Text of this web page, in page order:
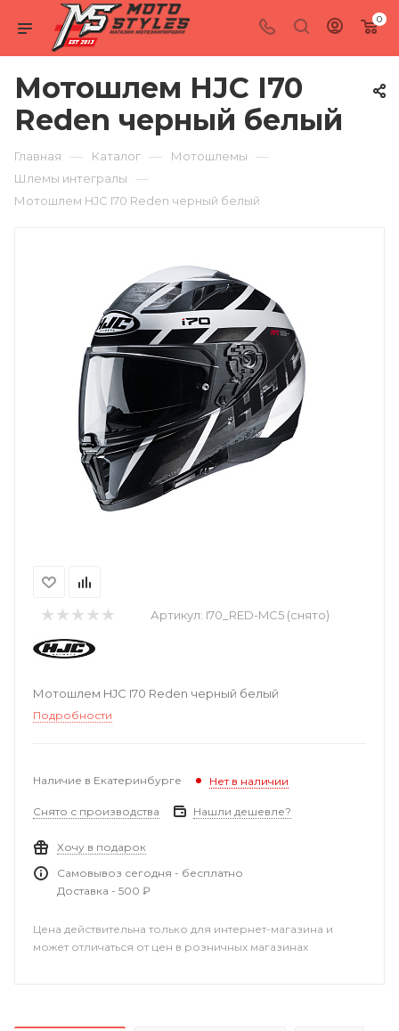
0
Мотошлем HJC I70
Reden черный белый
Главная — Каталог — Мотошлемы —
Шлемы интегралы —
Мотошлем HJC I70 Reden черный белый
Артикул: I70_RED-MC5 (снято)
Мотошлем HJC I70 Reden черный белый
Подробности
Наличие в Екатеринбурге Нет в наличии
Снято с производства Нашли дешевле?
Хочу в подарок
Самовывоз сегодня - бесплатно
Доставка - 500 ₽
Цена действительна только для интернет-магазина и
может отличаться от цен в розничных магазинах